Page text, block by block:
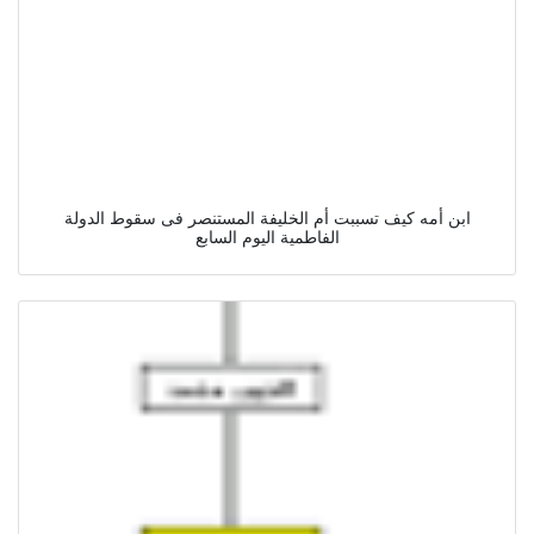
ابن أمه كيف تسببت أم الخليفة المستنصر فى سقوط الدولة
الفاطمية اليوم السابع